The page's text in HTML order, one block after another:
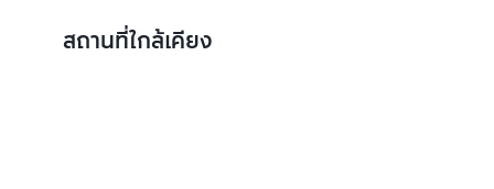
สถานที่ใกล้เคียง